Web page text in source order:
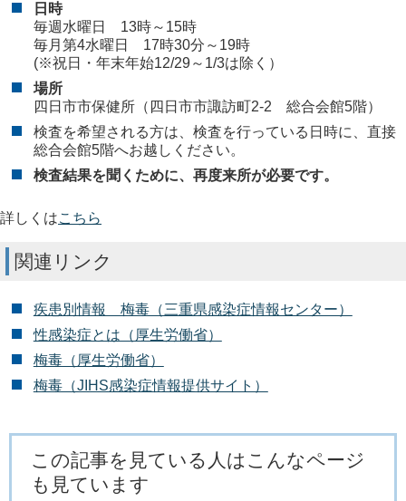
日時
毎週水曜日 13時～15時
毎月第4水曜日 17時30分～19時
(※祝日・年末年始12/29～1/3は除く）
場所
四日市市保健所（四日市市諏訪町2-2 総合会館5階）
検査を希望される方は、検査を行っている日時に、直接
総合会館5階へお越しください。
検査結果を聞くために、再度来所が必要です。
詳しくはこちら
関連リンク
疾患別情報 梅毒（三重県感染症情報センター）
性感染症とは（厚生労働省）
梅毒（厚生労働省）
梅毒（JIHS感染症情報提供サイト）
この記事を見ている人はこんなページ
も見ています